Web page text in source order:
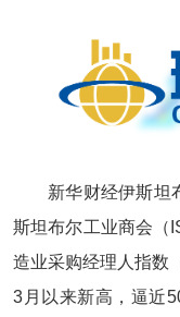
新华财经伊斯坦
斯坦布尔工业商会（
造业采购经理人指数
3月以来新高，逼近